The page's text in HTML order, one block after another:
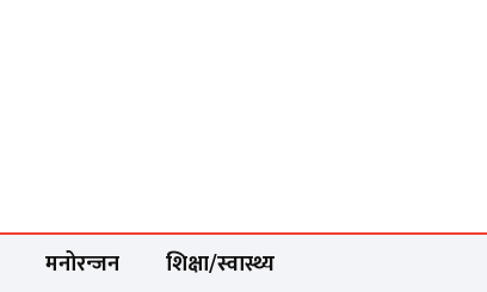
मनोरन्जन शिक्षा/स्वास्थ्य